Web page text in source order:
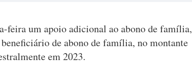
feira um apoio adicional ao abono de família,
de abono de família, no montante
em 2023.